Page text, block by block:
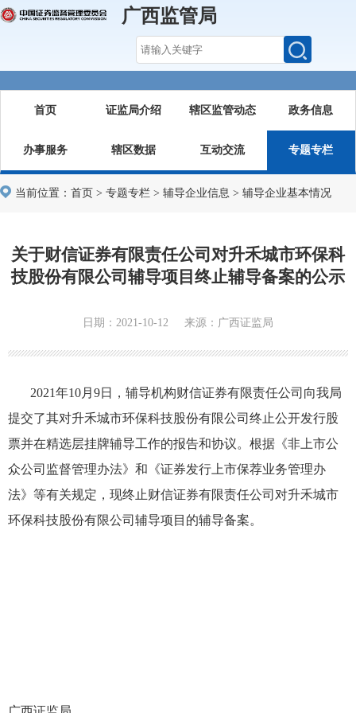
广西监管局
首页 证监局介绍 辖区监管动态 政务信息
办事服务 辖区数据 互动交流 专题专栏
当前位置： 首页 > 专题专栏 > 辅导企业信息 > 辅导企业基本情况
关于财信证券有限责任公司对升禾城市环保科
技股份有限公司辅导项目终止辅导备案的公示
日期：2021-10-12 来源：广西证监局
2021年10月 9日
，辅导机构财信证券有限责任公司向我局
提交了其对升禾城市环保科技股份有限公司终止公开发行股
票并在精选层挂牌辅导工作的报告和协议。根据《非上市公
众公司监督管理办法》和《证券发行上市保荐业务管理办
法》等有关规定，现终止财信证券有限责任公司对升禾城市
环保科技股份有限公司辅导项目的辅导备案。